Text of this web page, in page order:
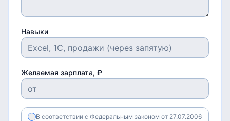
Навыки
Желаемая зарплата, ₽
В соответствии с Федеральным законом от 27.07.2006